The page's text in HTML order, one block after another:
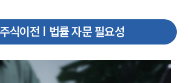
식이전 | 법률 자문 필요성